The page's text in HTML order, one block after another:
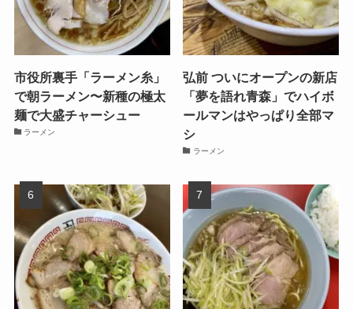
市役所裏手「ラーメン糸」
で朝ラーメン〜新種の極太
麺で大盛チャーシュー
ラーメン
弘前 ついにオープンの新店
「夢を語れ青森」でハイボ
ールマンはやっぱり全部マ
シ
ラーメン